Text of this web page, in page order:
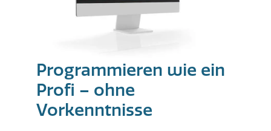
Programmieren wie ein
Profi – ohne
Vorkenntnisse